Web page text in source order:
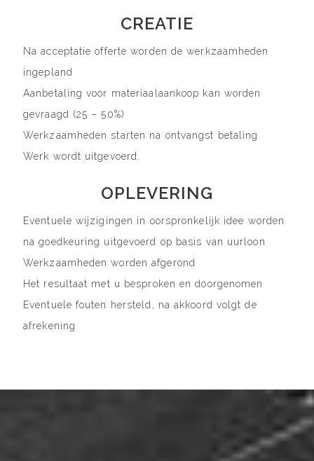
CREATIE
Na acceptatie offerte worden de werkzaamheden
ingepland
Aanbetaling voor materiaalaankoop kan worden
gevraagd (25 – 50%)
Werkzaamheden starten na ontvangst betaling
Werk wordt uitgevoerd.
OPLEVERING
Eventuele wijzigingen in oorspronkelijk idee worden
na goedkeuring uitgevoerd op basis van uurloon
Werkzaamheden worden afgerond
Het resultaat met u besproken en doorgenomen
Eventuele fouten hersteld, na akkoord volgt de
afrekening